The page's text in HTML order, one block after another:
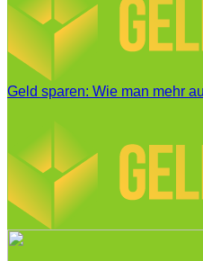
Geld sparen: Wie man mehr